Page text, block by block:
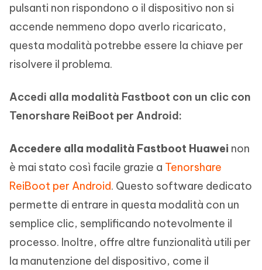
pulsanti non rispondono o il dispositivo non si
accende nemmeno dopo averlo ricaricato,
questa modalità potrebbe essere la chiave per
risolvere il problema.
Accedi alla modalità Fastboot con un clic con
Tenorshare ReiBoot per Android:
Accedere alla modalità Fastboot Huawei non
è mai stato così facile grazie a Tenorshare
ReiBoot per Android. Questo software dedicato
permette di entrare in questa modalità con un
semplice clic, semplificando notevolmente il
processo. Inoltre, offre altre funzionalità utili per
la manutenzione del dispositivo, come il